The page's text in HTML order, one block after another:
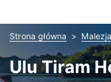
Strona główna Malezja
Ulu Tiram